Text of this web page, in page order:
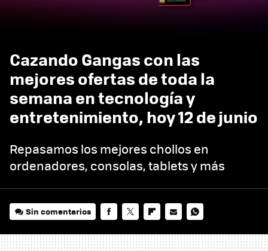
Cazando Gangas con las
mejores ofertas de toda la
semana en tecnología y
entretenimiento, hoy 12 de junio
Repasamos los mejores chollos en
ordenadores, consolas, tablets y más
Sin comentarios
MAIL